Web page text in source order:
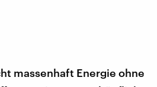
massenhaft Energie ohne